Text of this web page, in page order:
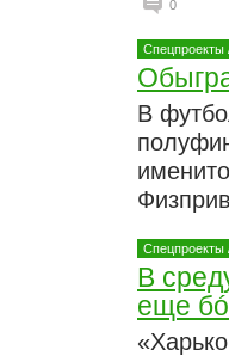
0
Спецпроекты
В
Спецпроекты
В
еще